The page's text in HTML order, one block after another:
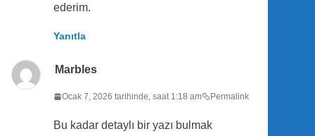
ederim.
Yanıtla
Marbles
Ocak 7, 2026 tarihinde, saat 1:18 am Permalink
Bu kadar detaylı bir yazı bulmak